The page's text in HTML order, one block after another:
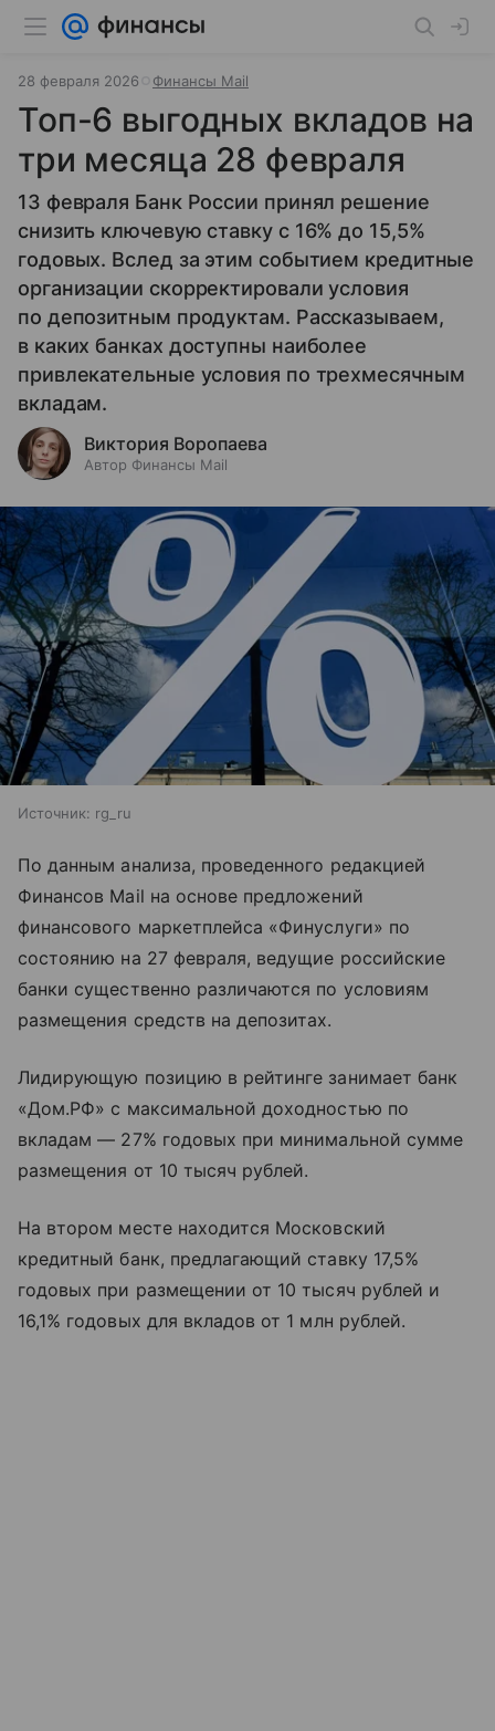
28 февраля 2026 Финансы Mail
Топ-6 выгодных вкладов на
три месяца 28 февраля
13 февраля Банк России принял решение
снизить ключевую ставку с 16% до 15,5%
годовых. Вслед за этим событием кредитные
организации скорректировали условия
по депозитным продуктам. Рассказываем,
в каких банках доступны наиболее
привлекательные условия по трехмесячным
вкладам.
Виктория Воропаева
Автор Финансы Mail
Источник: rg_ru
По данным анализа, проведенного редакцией
Финансов Mail на основе предложений
финансового маркетплейса «Финуслуги» по
состоянию на 27 февраля, ведущие российские
банки существенно различаются по условиям
размещения средств на депозитах.
Лидирующую позицию в рейтинге занимает банк
«Дом.РФ» с максимальной доходностью по
вкладам — 27% годовых при минимальной сумме
размещения от 10 тысяч рублей.
На втором месте находится Московский
кредитный банк, предлагающий ставку 17,5%
годовых при размещении от 10 тысяч рублей и
16,1% годовых для вкладов от 1 млн рублей.